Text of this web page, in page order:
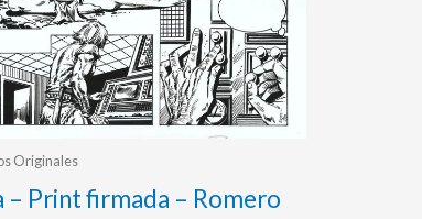
Originales
– Print firmada – Romero